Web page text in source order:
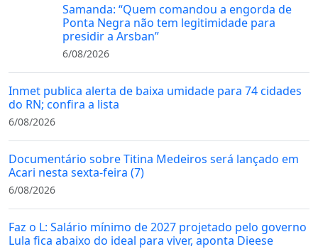
Samanda: “Quem comandou a engorda de
Ponta Negra não tem legitimidade para
presidir a Arsban”
6/08/2026
Inmet publica alerta de baixa umidade para 74 cidades
do RN; confira a lista
6/08/2026
Documentário sobre Titina Medeiros será lançado em
Acari nesta sexta-feira (7)
6/08/2026
Faz o L: Salário mínimo de 2027 projetado pelo governo
Lula fica abaixo do ideal para viver, aponta Dieese